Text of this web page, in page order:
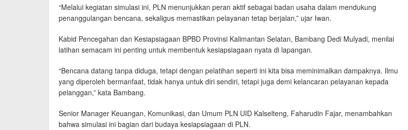
“Melalui kegiatan simulasi ini, PLN menunjukkan peran aktif sebagai badan usaha dalam mendukung
penanggulangan bencana, sekaligus memastikan pelayanan tetap berjalan,” ujar Iwan.
Kabid Pencegahan dan Kesiapsiagaan BPBD Provinsi Kalimantan Selatan, Bambang Dedi Mulyadi, menilai
latihan semacam ini penting untuk membentuk kesiapsiagaan nyata di lapangan.
“Bencana datang tanpa diduga, tetapi dengan pelatihan seperti ini kita bisa meminimalkan dampaknya. Ilmu
yang diperoleh bermanfaat, tidak hanya untuk diri sendiri, tetapi juga demi kelancaran pelayanan kepada
pelanggan,” kata Bambang.
Senior Manager Keuangan, Komunikasi, dan Umum PLN UID Kalselteng, Faharudin Fajar, menambahkan
bahwa simulasi ini bagian dari budaya kesiapsiagaan di PLN.